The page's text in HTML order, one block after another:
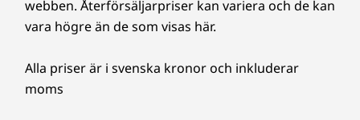
30 % havsbunden plast i systempåsen, FSC
®
förpackningen
Certifieringar/register
Low Blue Light; ENERGY STAR®
webben. Återförsäljarpriser kan variera och de kan
vara högre än de som visas här.
Alla priser är i svenska kronor och inkluderar
moms